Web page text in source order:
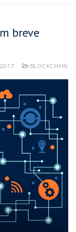
breve
BLOCKCHAIN